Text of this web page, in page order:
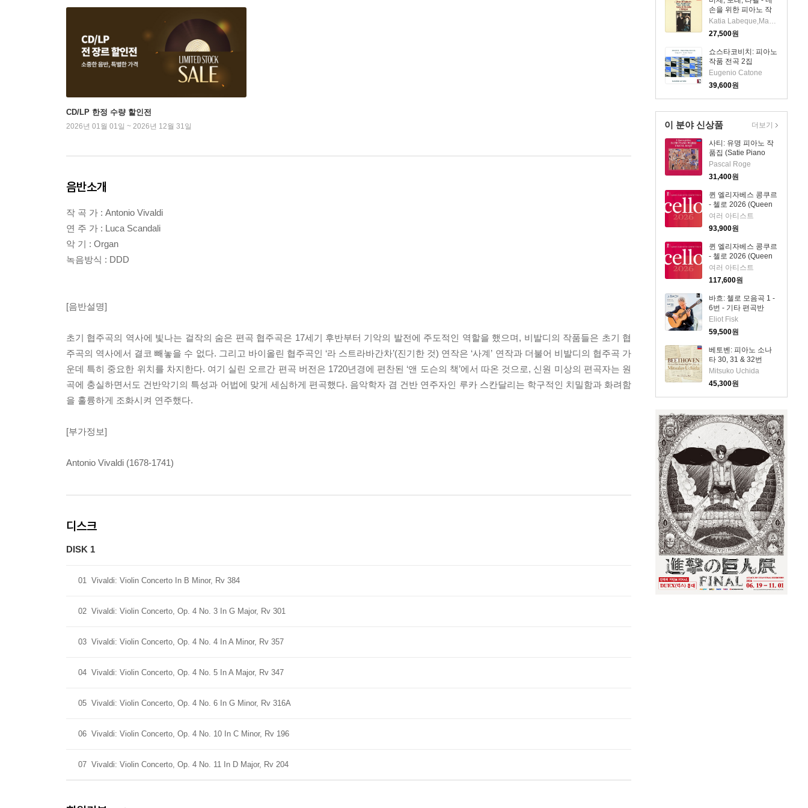
손을 위한 피아노 작
품집 (Bizet: Jeux
D'enfants, Faure:
Dolly Suite, Ravel:
Ma Mere L'oye)
(SHM-CD)(일본반) -
Katia Labeque
Katia Labeque,Marielle Labeque
27,500원
쇼스타코비치: 피아노
작품 전곡 2집
(Shostakovich:
Complete Piano
Works, Vol. 2)(CD) -
Eugenio Catone
Eugenio Catone
39,600원
이 분야 신상품
사티: 유명 피아노 작
품집 (Satie Piano
Works - 3
Gymnopedies)
(SHM-CD)(일본반) -
Pascal Roge
Pascal Roge
31,400원
퀸 엘리자베스 콩쿠르
- 첼로 2026 (Queen
Elisabeth
Competition: Cello
2026) (4CD) - 여러
아티스트
여러 아티스트
93,900원
퀸 엘리자베스 콩쿠르
- 첼로 2026 (Queen
Elisabeth
Competition: Cello
2026) (4CD) - 여러
아티스트
여러 아티스트
117,600원
바흐: 첼로 모음곡 1 -
6번 - 기타 편곡반
(Bach: Cello Suite
Nos.1 - 6) (2CD) -
Eliot Fisk
Eliot Fisk
59,500원
베토벤: 피아노 소나
타 30, 31 & 32번
(Beethoven: Piano
Sonatas Nos.30, 31
& 32)(CD) - Mitsuko
Uchida
Mitsuko Uchida
45,300원
더보기
CD/LP 한정 수량 할인전
2026년 01월 01일 ~ 2026년 12월 31일
음반소개
작 곡 가 : Antonio Vivaldi
연 주 가 : Luca Scandali
악 기 : Organ
녹음방식 : DDD
[음반설명]
초기 협주곡의 역사에 빛나는 걸작의 숨은 편곡 협주곡은 17세기 후반부터 기악의 발전에 주도적인 역할을 했으며, 비발디의 작품들은 초기 협
주곡의 역사에서 결코 빼놓을 수 없다. 그리고 바이올린 협주곡인 ‘라 스트라바간차’(진기한 것) 연작은 ‘사계’ 연작과 더불어 비발디의 협주곡 가
운데 특히 중요한 위치를 차지한다. 여기 실린 오르간 편곡 버전은 1720년경에 편찬된 ‘앤 도슨의 책’에서 따온 것으로, 신원 미상의 편곡자는 원
곡에 충실하면서도 건반악기의 특성과 어법에 맞게 세심하게 편곡했다. 음악학자 겸 건반 연주자인 루카 스칸달리는 학구적인 치밀함과 화려함
을 훌륭하게 조화시켜 연주했다.
[부가정보]
Antonio Vivaldi (1678-1741)
디스크
DISK 1
01 Vivaldi: Violin Concerto In B Minor, Rv 384
02 Vivaldi: Violin Concerto, Op. 4 No. 3 In G Major, Rv 301
03 Vivaldi: Violin Concerto, Op. 4 No. 4 In A Minor, Rv 357
04 Vivaldi: Violin Concerto, Op. 4 No. 5 In A Major, Rv 347
05 Vivaldi: Violin Concerto, Op. 4 No. 6 In G Minor, Rv 316A
06 Vivaldi: Violin Concerto, Op. 4 No. 10 In C Minor, Rv 196
07 Vivaldi: Violin Concerto, Op. 4 No. 11 In D Major, Rv 204